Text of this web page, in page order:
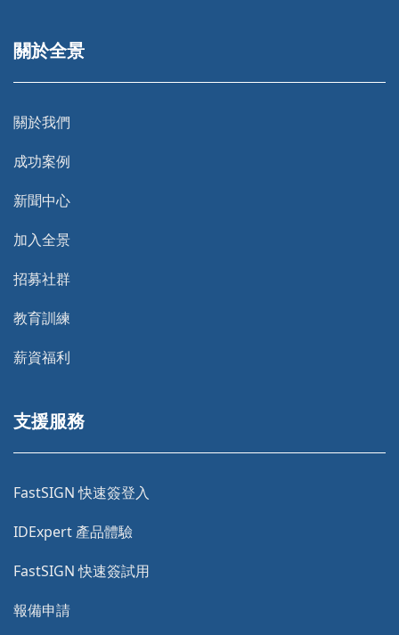
關於全景
關於我們
成功案例
新聞中心
加入全景
招募社群
教育訓練
薪資福利
支援服務
FastSIGN 快速簽登入
IDExpert 產品體驗
FastSIGN 快速簽試用
報備申請